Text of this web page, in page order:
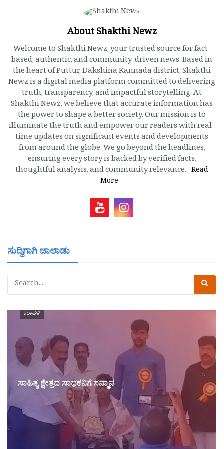
About Shakthi Newz
Welcome to Shakthi Newz, your trusted source for fact-
based, authentic, and community-driven news. Based in
the heart of Puttur, Dakshina Kannada district, Shakthi
Newz is a digital media platform committed to delivering
truth, transparency, and impactful storytelling. At
Shakthi Newz, we believe that accurate information has
the power to shape a better society. Our mission is to
illuminate the truth and empower our readers with real-
time updates on significant events and developments
from around the globe. We go beyond the headlines,
ensuring every story is backed by verified facts,
thoughtful analysis, and community relevance. Read
More
ಸುದ್ದಿಗಾಗಿ ಜಾಲಾಡು
ಕರಾವಳಿ
ಸಾಹಿತ್ಯ ಕ್ಷೇತ್ರದ ಸಾಧಕನಿಗೆ ಸನ್ಮಾನ